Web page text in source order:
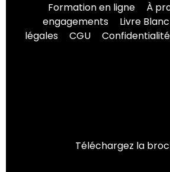
Formation en ligne À
engagements
Livre Blanc
légales
CGU
Téléchargez la